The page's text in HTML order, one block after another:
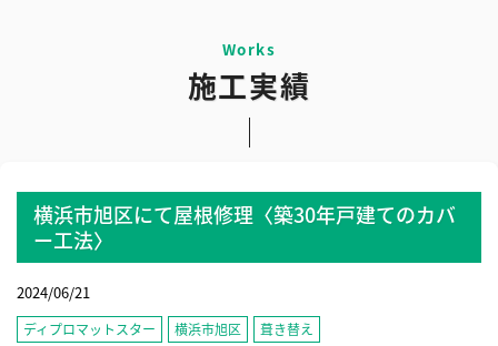
施工実績
横浜市旭区にて屋根修理〈築30年戸建てのカバ
ー工法〉
2024/06/21
ディプロマットスター 横浜市旭区 葺き替え